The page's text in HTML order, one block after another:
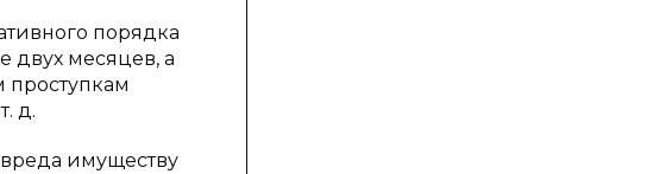
порядка
двух месяцев, а
проступкам
д.
имуществу